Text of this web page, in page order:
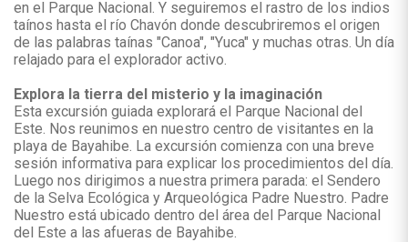
en el Parque Nacional. Y seguiremos el rastro de los indios
taínos hasta el río Chavón donde descubriremos el origen
de las palabras taínas "Canoa", "Yuca" y muchas otras. Un día
relajado para el explorador activo.
Explora la tierra del misterio y la imaginación
Esta excursión guiada explorará el Parque Nacional del
Este. Nos reunimos en nuestro centro de visitantes en la
playa de Bayahibe. La excursión comienza con una breve
sesión informativa para explicar los procedimientos del día.
Luego nos dirigimos a nuestra primera parada: el Sendero
de la Selva Ecológica y Arqueológica Padre Nuestro. Padre
Nuestro está ubicado dentro del área del Parque Nacional
del Este a las afueras de Bayahibe.